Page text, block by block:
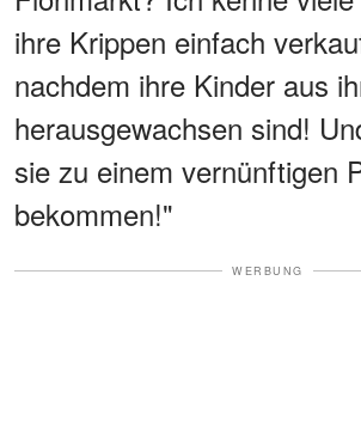
ihre Krippen einfach
nachdem ihre Kinder aus
herausgewachsen sind!
sie zu einem vernünftigen
bekommen!"
WERBUNG